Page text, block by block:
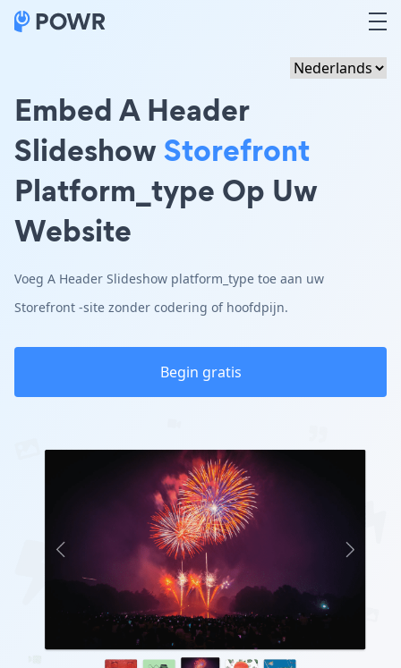
Embed A Header
SlideshowStorefront
Platform_type Op Uw
Website
Voeg A Header Slideshow platform_type toe aan uw
Storefront -site zonder codering of hoofdpijn.
Begin gratis